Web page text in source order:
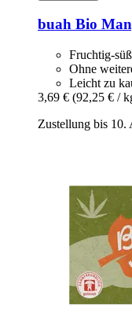
buah Bio
Fruchtig-
Ohne
Leicht zu
3,69 € (92,25 € /
Zustellung bis 10.